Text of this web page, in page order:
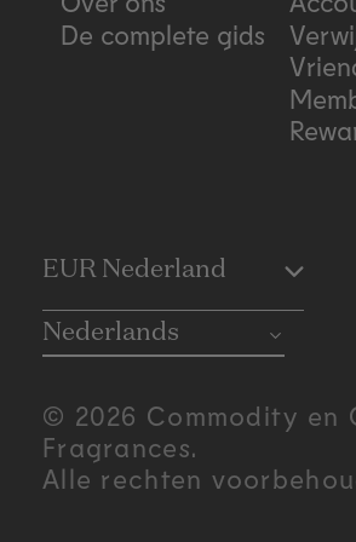
De complete gids
C
o
u
n
EUR Nederland
Nederlands
© 2026 Commodity en
Fragrances.
Alle rechten